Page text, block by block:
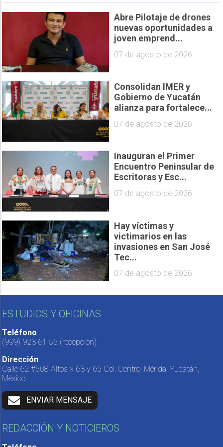
Abre Pilotaje de drones
nuevas oportunidades a
joven emprend...
07 de agosto de 2026
Consolidan IMER y
Gobierno de Yucatán
alianza para fortalece...
07 de agosto de 2026
Inauguran el Primer
Encuentro Peninsular de
Escritoras y Esc...
07 de agosto de 2026
Hay víctimas y
victimarios en las
invasiones en San José
Tec...
07 de agosto de 2026
ESTUDIOS Y OFICINAS
Teléfono
(999) 923 61 55 (recepción)
Dirección
Calle 62 #508 Altos x 63 y 65 Col. Centro, Mérida, Yucatán,
México.
ENVIAR MENSAJE
REDACCIÓN Y NOTICIEROS